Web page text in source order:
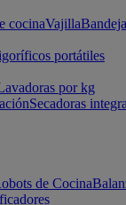
cocinaVajilla
portátiles
por kg
Secadoras
de Cocina